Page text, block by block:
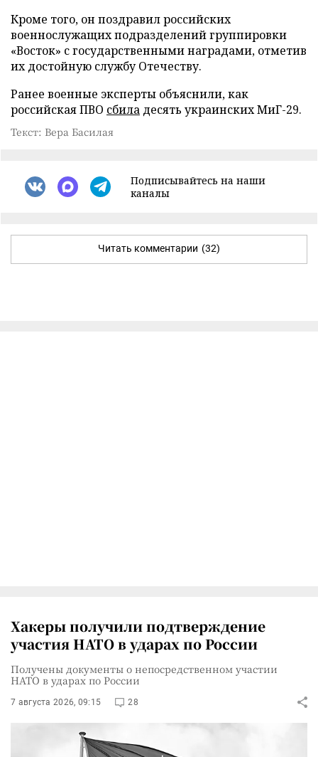
Кроме того, он поздравил российских
военнослужащих подразделений группировки
«Восток» с государственными наградами, отметив
их достойную службу Отечеству.
Ранее военные эксперты объяснили, как
российская ПВО сбила десять украинских МиГ-29.
Текст: Вера Басилая
Подписывайтесь на наши
каналы
Читать комментарии (32)
Хакеры получили подтверждение
участия НАТО в ударах по России
Получены документы о непосредственном участии
НАТО в ударах по России
7 августа 2026, 09:15 28